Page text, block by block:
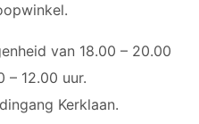
van 18.00 – 20.00
– 12.00 uur.
Kerklaan.